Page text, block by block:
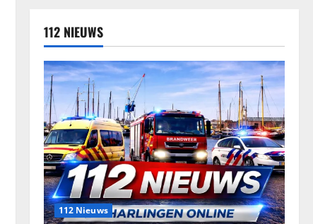
112 NIEUWS
112 Nieuws